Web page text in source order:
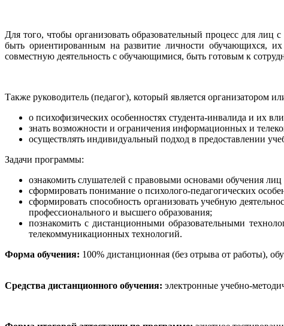
Для того, чтобы организовать образовательный процесс для
быть ориентированным на развитие личности обучающихся, их
совместную деятельность с обучающимися, быть готовым к
Также руководитель (педагог), который является организатором
о психофизических особенностях студента-инвалида и их
знать возможности и ограничения информационных и
осуществлять индивидуальный подход в предоставлении
Задачи программы:
ознакомить слушателей с правовыми основами обучения
сформировать понимание о психолого-педагогических
сформировать способность организовать учебную
профессионального и высшего образования;
познакомить с дистанционными образовательными
телекоммуникационных технологий.
Форма обучения: 100% дистанционная (без отрыва от работы),
Средства дистанционного обучения: электронные учебно-